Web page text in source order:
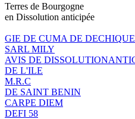
Terres de Bourgogne
en Dissolution anticipée
GIE DE CUMA DE
SARL MILY
AVIS DE
DE L'ILE
M.R.C
DE SAINT BENIN
CARPE DIEM
DEFI 58